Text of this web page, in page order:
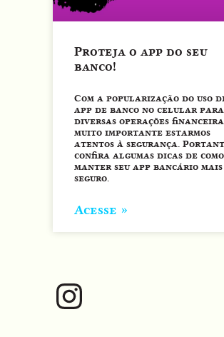
Proteja o app do seu
banco!
Com a popularização do uso
app de banco no celular para
diversas operações
muito importante estarmos
atentos à segurança.
confira algumas dicas de como
manter seu app bancário mais
seguro.
Acesse »